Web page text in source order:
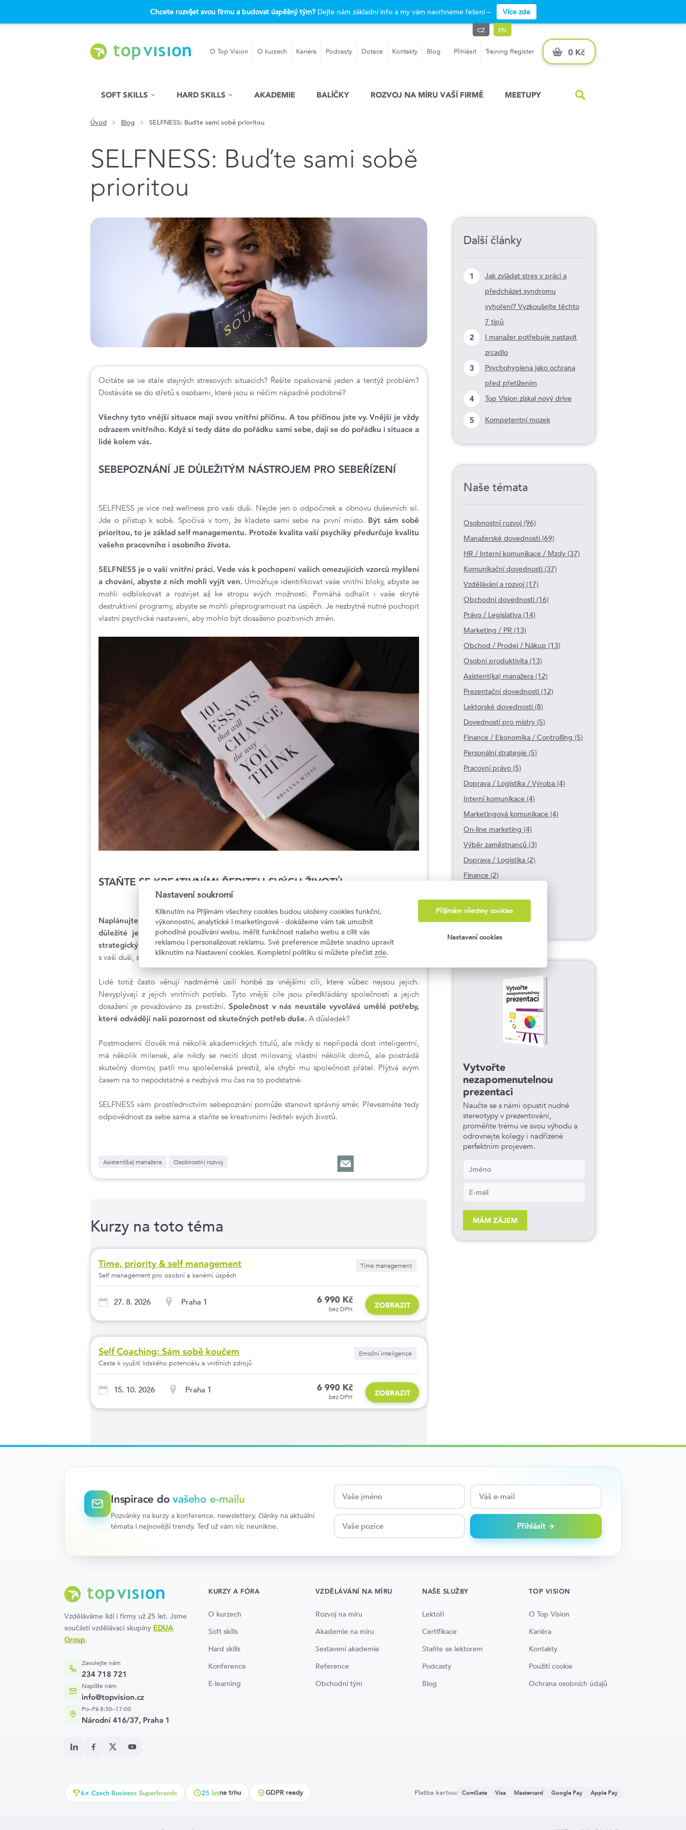
Chcete rozvíjet svou firmu a budovat úspěšný tým?Dejte nám základní info a my vám navrhneme řešení – Více zde
O Top Vision O kurzech Kariéra Podcasty Dotace Kontakty Blog Přihlásit Training Register 0 Kč
CZ EN
SOFT SKILLS HARD SKILLS AKADEMIE BALÍČKY ROZVOJ NA MÍRU VAŠÍ FIRMĚ MEETUPY
Úvod Blog SELFNESS: Buďte sami sobě prioritou
SELFNESS: Buďte sami sobě
prioritou
Ocitáte se ve stále stejných stresových situacích? Řešíte opakovaně jeden a tentýž problém?
Dostáváte se do střetů s osobami, které jsou si něčím nápadně podobné?
Všechny tyto vnější situace mají svou vnitřní příčinu. A tou příčinou jste vy. Vnější je vždy
odrazem vnitřního. Když si tedy dáte do pořádku sami sebe, dají se do pořádku i situace a
lidé kolem vás.
SEBEPOZNÁNÍ JE DŮLEŽITÝM NÁSTROJEM PRO SEBEŘÍZENÍ
SELFNESS je více než wellness pro vaši duši. Nejde jen o odpočinek a obnovu duševních sil.
Jde o přístup k sobě. Spočívá v tom, že kladete sami sebe na první místo. Být sám sobě
prioritou, to je základ self managementu. Protože kvalita vaší psychiky předurčuje kvalitu
vašeho pracovního i osobního života.
SELFNESS je o vaší vnitřní práci. Vede vás k pochopení vašich omezujících vzorců myšlení
a chování, abyste z nich mohli vyjít ven. Umožňuje identifikovat vaše vnitřní bloky, abyste se
mohli odblokovat a rozvíjet až ke stropu svých možností. Pomáhá odhalit i vaše skryté
destruktivní programy, abyste se mohli přeprogramovat na úspěch. Je nezbytně nutné pochopit
vlastní psychické nastavení, aby mohlo být dosaženo pozitivních změn.
STAŇTE SE KREATIVNÍMI ŘEDITELI SVÝCH ŽIVOTŮ
Naplánujte si do diáře pravidelná setkání se svou duší.Ti nejúspěšnější lidé ví, jak
důležité je trávit čas o samotě. Je to čas k promýšlení vizí a jejich promítání do
strategických plánů.Je to však také čas k prozkoumání, zda jdete po cestě, která je v souladu
s vaší duší, s její podstatou a s jejím posláním.
Lidé totiž často věnují nadměrné úsilí honbě za vnějšími cíli, které vůbec nejsou jejich.
Nevyplývají z jejich vnitřních potřeb. Tyto vnější cíle jsou předkládány společností a jejich
dosažení je považováno za prestižní.Společnost v nás neustále vyvolává umělé potřeby,
které odvádějí naši pozornost od skutečných potřeb duše. A důsledek?
Postmoderní člověk má několik akademických titulů, ale nikdy si nepřipadá dost inteligentní,
má několik milenek, ale nikdy se necítí dost milovaný, vlastní několik domů, ale postrádá
skutečný domov, patří mu společenská prestiž, ale chybí mu společnost přátel. Plýtvá svým
časem na to nepodstatné a nezbývá mu čas na to podstatné.
SELFNESS vám prostřednictvím sebepoznání pomůže stanovit správný směr. Převezměte tedy
odpovědnost za sebe sama a staňte se kreativními řediteli svých životů.
Asistent(ka) manažera Osobnostní rozvoj
Kurzy na toto téma
Time, priority & self management
Self management pro osobní a kariérní úspěch
Time management
27. 8. 2026 Praha 1 6 990 Kč
bez DPH ZOBRAZIT
Self Coaching: Sám sobě koučem
Cesta k využití lidského potenciálu a vnitřních zdrojů
Emoční inteligence
15. 10. 2026 Praha 1 6 990 Kč
bez DPH ZOBRAZIT
Další články
1
Jak zvládat stres v práci a
předcházet syndromu
vyhoření? Vyzkoušejte těchto
7 tipů
2
I manažer potřebuje nastavit
zrcadlo
3
Psychohygiena jako ochrana
před přetížením
4 Top Vision získal nový drive
5 Kompetentní mozek
Naše témata
Osobnostní rozvoj (96)
Manažerské dovednosti (69)
HR / Interní komunikace / Mzdy (37)
Komunikační dovednosti (37)
Vzdělávání a rozvoj (17)
Obchodní dovednosti (16)
Právo / Legislativa (14)
Marketing / PR (13)
Obchod / Prodej / Nákup (13)
Osobní produktivita (13)
Asistent(ka) manažera (12)
Prezentační dovednosti (12)
Lektorské dovednosti (8)
Dovednosti pro mistry (5)
Finance / Ekonomika / Controlling (5)
Personální strategie (5)
Pracovní právo (5)
Doprava / Logistika / Výroba (4)
Interní komunikace (4)
Marketingová komunikace (4)
On-line marketing (4)
Výběr zaměstnanců (3)
Doprava / Logistika (2)
Finance (2)
Nákup (2)
Setkání s osobnostmi (2)
Vytvořte
nezapomenutelnou
prezentaci
Naučte se s námi opustit nudné
stereotypy v prezentování,
proměňte trému ve svou výhodu a
odrovnejte kolegy i nadřízené
perfektním projevem.
MÁM ZÁJEM
Inspirace dovašeho e-mailu
Pozvánky na kurzy a konference, newslettery, články na aktuální
témata i nejnovější trendy. Teď už vám nic neunikne.
Přihlásit →
Vzděláváme lidi i firmy už 25 let. Jsme
součástí vzdělávací skupiny EDUA
Group.
Zavolejte nám
234 718 721
Napište nám
info@topvision.cz
Po–Pá 8:30–17:00
Národní 416/37, Praha 1
KURZY A FÓRA
O kurzech
Soft skills
Hard skills
Konference
E-learning
VZDĚLÁVÁNÍ NA MÍRU
Rozvoj na míru
Akademie na míru
Sestavení akademie
Reference
Obchodní tým
NAŠE SLUŽBY
Lektoři
Certifikace
Staňte se lektorem
Podcasty
Blog
TOP VISION
O Top Vision
Kariéra
Kontakty
Použití cookie
Ochrana osobních údajů
6× Czech Business Superbrands 25 letna trhu GDPR ready Platba kartou: ComGate Visa Mastercard Google Pay Apple Pay
Nastavení soukromí
Kliknutím na Přijímám všechny cookies budou uloženy cookies funkční,
výkonnostní, analytické i marketingové - dokážeme vám tak umožnit
pohodlné používání webu, měřit funkčnost našeho webu a cílit vás
reklamou i personalizovat reklamu. Své preference můžete snadno upravit
kliknutím na Nastavení cookies. Kompletní politiku si můžete přečíst zde.
Přijímám všechny cookies
Nastavení cookies